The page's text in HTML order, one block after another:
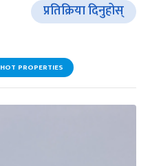
प्रतिक्रिया दिनुहोस्
HOT PROPERTIES